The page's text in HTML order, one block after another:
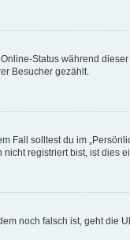
Status während
Besucher gezählt.
solltest du im
registriert bist, ist dies
noch falsch ist, geht die